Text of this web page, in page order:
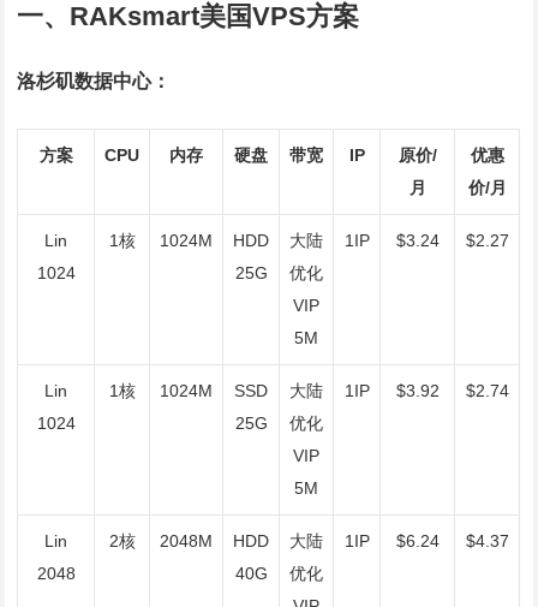
一、RAKsmart美国VPS方案
洛杉矶数据中心：
方案 CPU 内存 硬盘 带宽 IP
原价/
月
优惠
价/月
Lin
1024
1核 1024M
HDD
25G
大陆
优化
VIP
5M
1IP $3.24 $2.27
Lin
1024
1核 1024M
SSD
25G
大陆
优化
VIP
5M
1IP $3.92 $2.74
Lin
2048
2核 2048M
HDD
40G
大陆
优化
1IP $6.24 $4.37